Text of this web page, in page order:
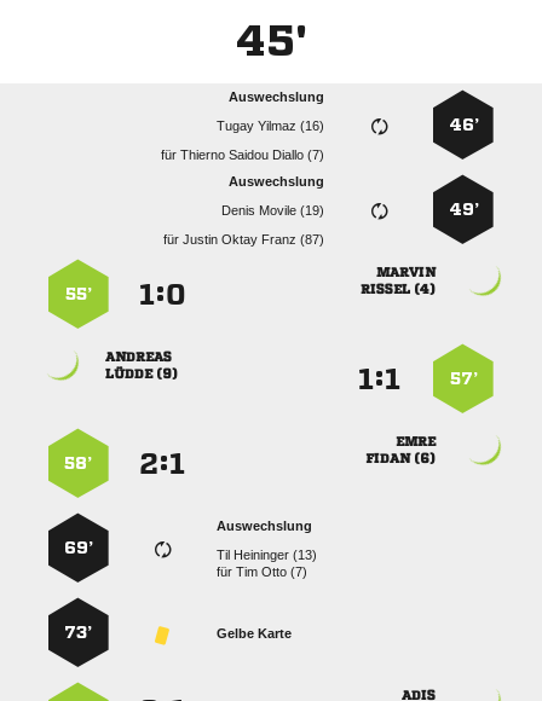
45'
46’
Auswechslung
  
für   
49’
Auswechslung
  
für   

 
:
55’
57’
:

 

 
:
58’
Auswechslung
  
für  
69’
Gelbe Karte
73’
